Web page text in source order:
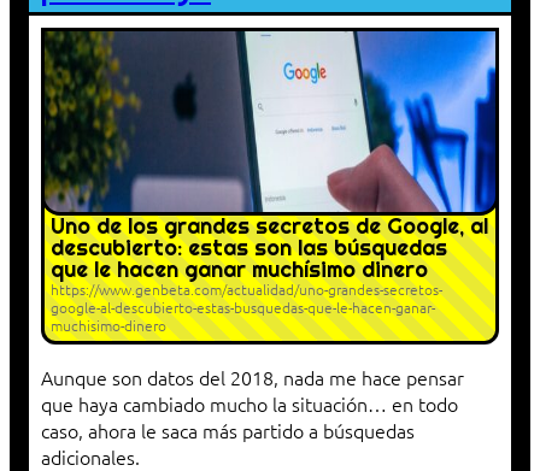
Uno de los grandes secretos de Google, al
descubierto: estas son las búsquedas
que le hacen ganar muchísimo dinero
https://www.genbeta.com/actualidad/uno-grandes-secretos-
google-al-descubierto-estas-busquedas-que-le-hacen-ganar-
muchisimo-dinero
Aunque son datos del 2018, nada me hace pensar
que haya cambiado mucho la situación… en todo
caso, ahora le saca más partido a búsquedas
adicionales.